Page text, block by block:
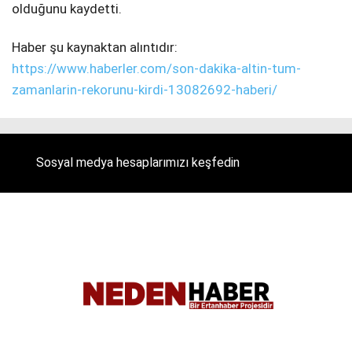
olduğunu kaydetti.
Haber şu kaynaktan alıntıdır:
https://www.haberler.com/son-dakika-altin-tum-
zamanlarin-rekorunu-kirdi-13082692-haberi/
Sosyal medya hesaplarımızı keşfedin